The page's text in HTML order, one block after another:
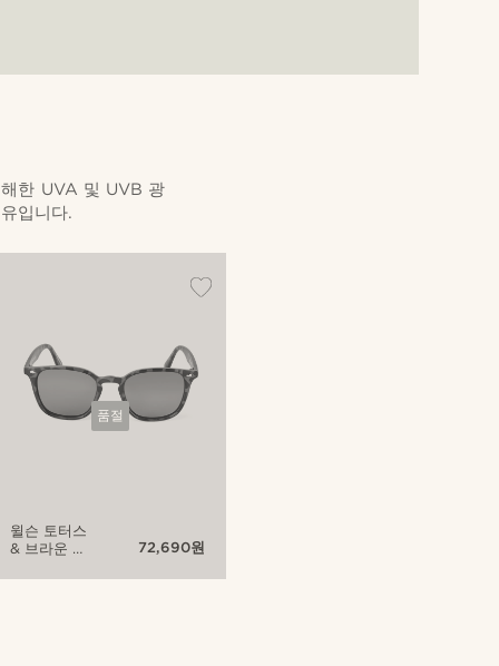
한 UVA 및 UVB 광
입니다.
품절
윌슨 토터스
& 브라운 비
스
72,690원